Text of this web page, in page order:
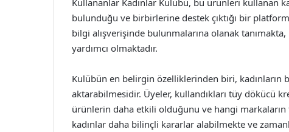
bulunduğu ve birbirlerine destek çıktığı bir
bilgi alışverişinde bulunmalarına olanak
yardımcı olmaktadır.
Kulübün en belirgin özelliklerinden biri,
aktarabilmesidir. Üyeler, kullandıkları tüy dökücü
ürünlerin daha etkili olduğunu ve hangi
kadınlar daha bilinçli kararlar alabilmekte ve